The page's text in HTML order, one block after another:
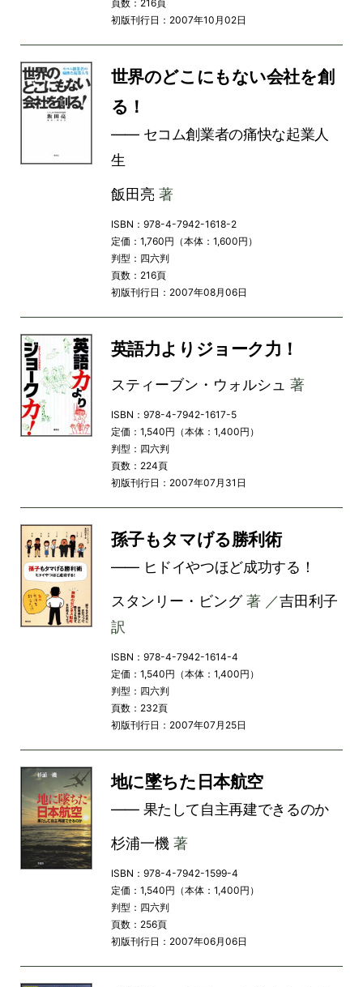
頁数：216頁
初版刊行日：2007年10月02日
世界のどこにもない会社を創
る！
―― セコム創業者の痛快な起業人
生
飯田亮 著
ISBN：978-4-7942-1618-2
定価：1,760円（本体：1,600円）
判型：四六判
頁数：216頁
初版刊行日：2007年08月06日
英語力よりジョーク力！
スティーブン・ウォルシュ 著
ISBN：978-4-7942-1617-5
定価：1,540円（本体：1,400円）
判型：四六判
頁数：224頁
初版刊行日：2007年07月31日
孫子もタマげる勝利術
―― ヒドイやつほど成功する！
スタンリー・ビング著 ／吉田利子
訳
ISBN：978-4-7942-1614-4
定価：1,540円（本体：1,400円）
判型：四六判
頁数：232頁
初版刊行日：2007年07月25日
地に墜ちた日本航空
―― 果たして自主再建できるのか
杉浦一機 著
ISBN：978-4-7942-1599-4
定価：1,540円（本体：1,400円）
判型：四六判
頁数：256頁
初版刊行日：2007年06月06日